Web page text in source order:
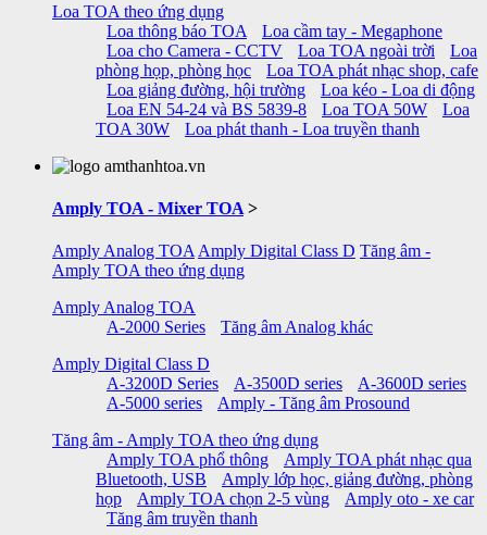
Loa TOA theo ứng dụng
Loa thông báo TOA
Loa cầm tay - Megaphone
Loa cho Camera - CCTV
Loa TOA ngoài trời
Loa
phòng họp, phòng học
Loa TOA phát nhạc shop, cafe
Loa giảng đường, hội trường
Loa kéo - Loa di động
Loa EN 54-24 và BS 5839-8
Loa TOA 50W
Loa
TOA 30W
Loa phát thanh - Loa truyền thanh
Amply TOA - Mixer TOA >
Amply Analog TOA Amply Digital Class D Tăng âm -
Amply TOA theo ứng dụng
Amply Analog TOA
A-2000 Series
Tăng âm Analog khác
Amply Digital Class D
A-3200D Series
A-3500D series
A-3600D series
A-5000 series
Amply - Tăng âm Prosound
Tăng âm - Amply TOA theo ứng dụng
Amply TOA phổ thông
Amply TOA phát nhạc qua
Bluetooth, USB
Amply lớp học, giảng đường, phòng
họp
Amply TOA chọn 2-5 vùng
Amply oto - xe car
Tăng âm truyền thanh